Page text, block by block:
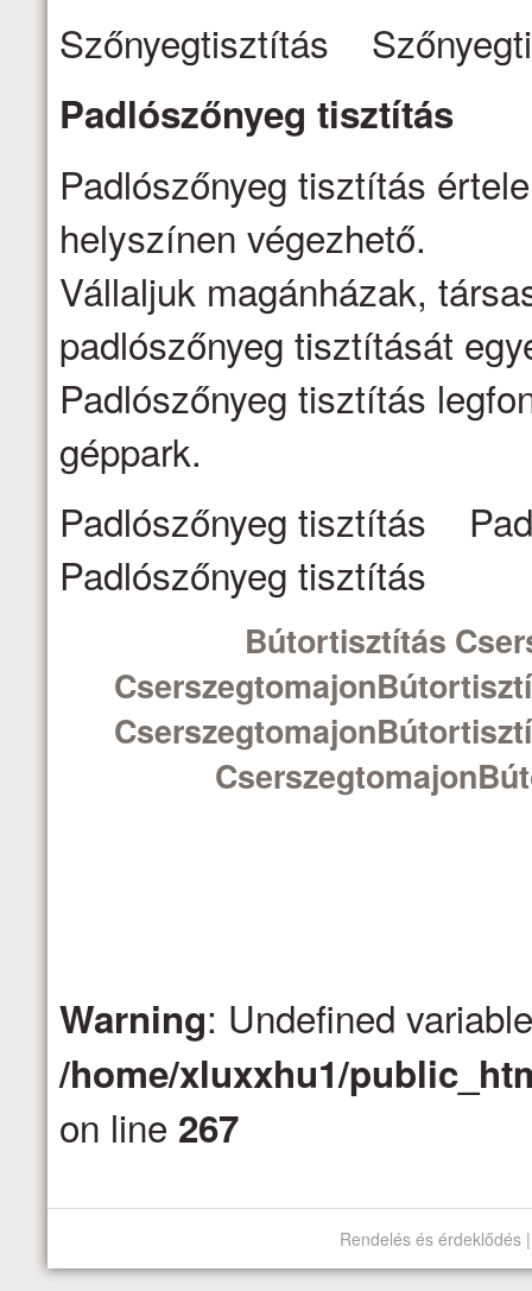
Szőnyegtisztítás
Padlószőnyeg tisztítás
Padlószőnyeg tisztítás
helyszínen végezhető.
Vállaljuk magánházak,
padlószőnyeg tisztítását
Padlószőnyeg tisztítás
géppark.
Padlószőnyeg tisztítás
Padlószőnyeg tisztítás
Bútortisztítás
Warning: Undefined
/home/xluxxhu1/
on line 267
Rendelés és érdeklődés